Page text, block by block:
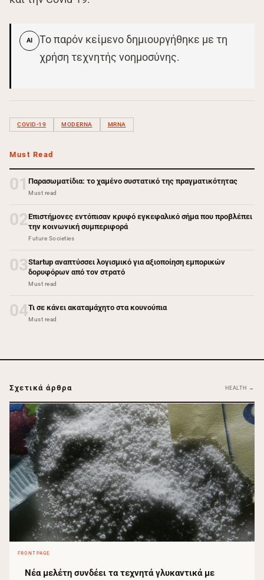
AI
Το παρόν κείμενο δημιουργήθηκε με τη
χρήση τεχνητής νοημοσύνης.
COVID-19 MODERNA MRNA
Must Read
01 Παρασωματίδια: το χαμένο συστατικό της πραγματικότητας
Must read
02Επιστήμονες εντόπισαν κρυφό εγκεφαλικό σήμα που προβλέπει
την κοινωνική συμπεριφορά
Future Societies
03Startup αναπτύσσει λογισμικό για αξιοποίηση εμπορικών
δορυφόρων από τον στρατό
Must read
04Τι σε κάνει ακαταμάχητο στα κουνούπια
Must read
Σχετικά άρθρα HEALTH →
FRONTPAGE
Νέα μελέτη συνδέει τα τεχνητά γλυκαντικά με